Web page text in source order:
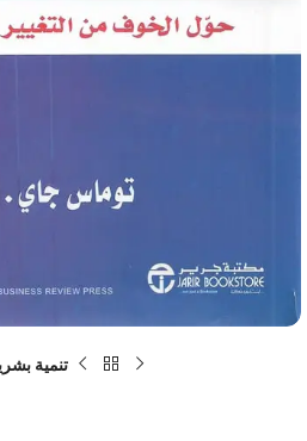
تنمية